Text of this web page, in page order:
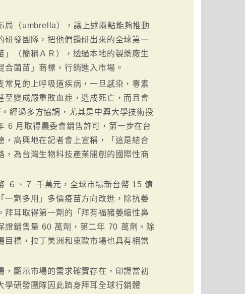
局（umbrella），讓上述兩點能夠推動
研發團隊，把他們鑽研出來的全球第一
（簡稱ＡＲ），透過本地的製藥廠生
菌苗」商標，行銷進入市場。
常見的上呼吸道疾病，一旦感染，毒素
至變成嚴重敗血症，造成死亡，而且會
經過多方協調，尤其是中興大學技術授
6 月取得農委會銷售許可，第一步在台
，高興地在記者會上宣稱，「這是結合
，為台灣生物科技產業開創的國際性商
６、７ 千萬元，全球市場新台幣 15 億
一劑多用」多價疫苗方向改進，除抗萎
耳取得第一劑的「拜有福豬萎縮性鼻
證銷售量 60 萬劑，第二年 70 萬劑。除
目標，拉丁美洲和東歐市場也具有相當
，顯示市場的需求確實存在，印證當初
學研發團隊因此躋身拜耳全球行銷體